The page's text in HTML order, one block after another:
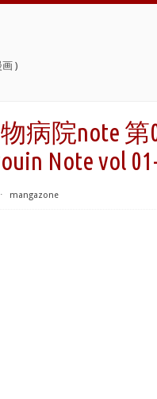
)
病院note 第
Note vol
⋅ mangazone